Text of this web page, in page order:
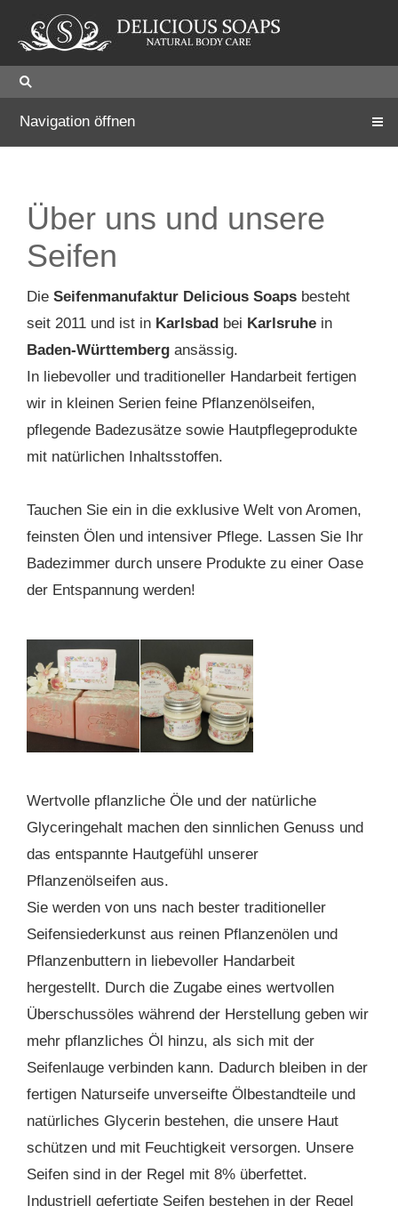
Navigation öffnen
Über uns und unsere
Seifen
Die Seifenmanufaktur Delicious Soaps besteht
seit 2011 und ist in Karlsbad bei Karlsruhe in
Baden-Württemberg ansässig.
In liebevoller und traditioneller Handarbeit fertigen
wir in kleinen Serien feine Pflanzenölseifen,
pflegende Badezusätze sowie Hautpflegeprodukte
mit natürlichen Inhaltsstoffen.
Tauchen Sie ein in die exklusive Welt von Aromen,
feinsten Ölen und intensiver Pflege. Lassen Sie Ihr
Badezimmer durch unsere Produkte zu einer Oase
der Entspannung werden!
Wertvolle pflanzliche Öle und der natürliche
Glyceringehalt machen den sinnlichen Genuss und
das entspannte Hautgefühl unserer
Pflanzenölseifen aus.
Sie werden von uns nach bester traditioneller
Seifensiederkunst aus reinen Pflanzenölen und
Pflanzenbuttern in liebevoller Handarbeit
hergestellt. Durch die Zugabe eines wertvollen
Überschussöles während der Herstellung geben wir
mehr pflanzliches Öl hinzu, als sich mit der
Seifenlauge verbinden kann. Dadurch bleiben in der
fertigen Naturseife unverseifte Ölbestandteile und
natürliches Glycerin bestehen, die unsere Haut
schützen und mit Feuchtigkeit versorgen. Unsere
Seifen sind in der Regel mit 8% überfettet.
Industriell gefertigte Seifen bestehen in der Regel